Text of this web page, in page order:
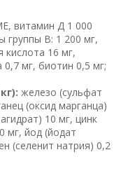
витамин Д 1 000
В: 1 200 мг,
кислота 16 мг,
мг, биотин 0,5 мг;
железо (сульфат
(оксид марганца)
10 мг, цинк
мг, йод (йодат
(селенит натрия) 0,2